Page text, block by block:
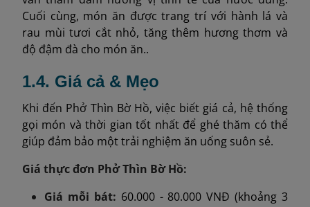
Cuối cùng, món ăn được trang trí với hành lá và
rau mùi tươi cắt nhỏ, tăng thêm hương thơm và
độ đậm đà cho món ăn..
1.4. Giá cả & Mẹo
Khi đến Phở Thìn Bờ Hồ, việc biết giá cả, hệ thống
gọi món và thời gian tốt nhất để ghé thăm có thể
giúp đảm bảo một trải nghiệm ăn uống suôn sẻ.
Giá thực đơn Phở Thìn Bờ Hồ:
Giá mỗi bát: 60.000 - 80.000 VNĐ (khoảng 3